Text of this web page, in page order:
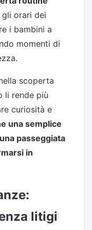
orari dei
i bambini a
momenti di
scoperta
li rende più
curiosità e
una semplice
passeggiata
in
litigi